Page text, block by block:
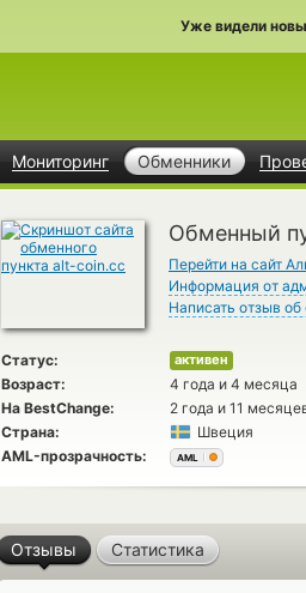
Уже видели
Мониторинг Обменники
Обменный
Перейти на сайт
Информация от
Написать отзыв
Статус: активен
Возраст: 4 года и 4 месяца
На BestChange: 2 года и 11
Страна:
Швеция
AML-прозрачность:
AML
Отзывы Статистика